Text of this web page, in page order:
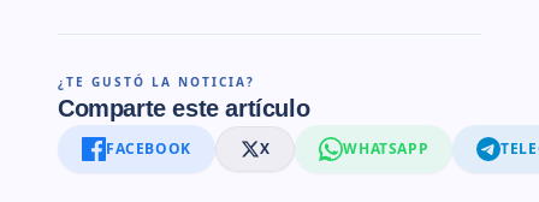
¿TE GUSTÓ LA NOTICIA?
Comparte este artículo
FACEBOOK X WHATSAPP